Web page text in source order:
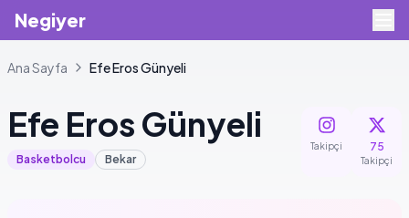
Negiyer
Ana Sayfa EfeEros Günyeli
Efe Eros Günyeli
Basketbolcu Bekar
Takipçi 75
Takipçi